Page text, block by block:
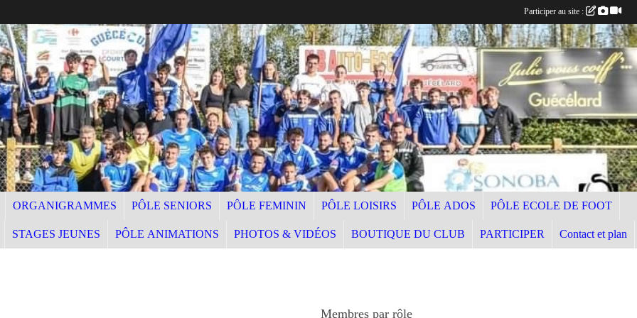
ORGANIGRAMMES PÔLE SENIORS PÔLE FEMININ PÔLE LOISIRS PÔLE ADOS PÔLE ECOLE DE FOOT
STAGES JEUNES PÔLE ANIMATIONS PHOTOS & VIDÉOS BOUTIQUE DU CLUB PARTICIPER Contact et plan
Membres par rôle
Participer au site :